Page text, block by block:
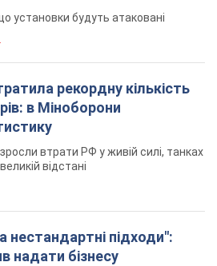
установки будуть атаковані
рекордну кількість
в Міноборони
втрати РФ у живій силі, танках
відстані
нестандартні підходи":
надати бізнесу